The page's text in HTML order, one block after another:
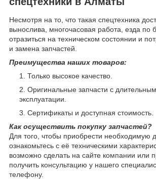
Несмотря на то, что такая спецтехника
вынослива, многочасовая работа, езда по
отразиться на техническом состоянии и
и замена запчастей.
Преимущества наших товаров:
Только высокое качество.
Оригинальные запчасти с
эксплуатации.
Сертификаты и доступная стоимость.
Как осуществить покупку запчастей?
Для того, чтобы приобрести необходимую
ознакомьтесь с её техническими
возможно сделать на сайте компании или
получить консультацию у нашего
телефону.